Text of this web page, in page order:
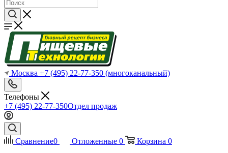
Москва +7 (495) 22-77-350 (многоканальный)
Телефоны
+7 (495) 22-77-350Отдел продаж
Сравнение0 Отложенные 0 Корзина 0